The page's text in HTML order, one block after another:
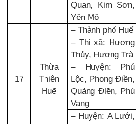
Quan, Kim Sơn,
Yên Mô
17
Thừa
Thiên
Huế
– Thành phố Huế
– Thị xã: Hương
Thủy, Hương Trà
– Huyện: Phú
Lộc, Phong Điền,
Quảng Điền, Phú
Vang
– Huyện: A Lưới,